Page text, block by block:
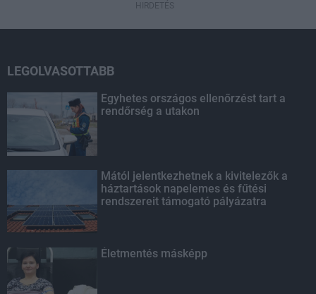
HIRDETÉS
LEGOLVASOTTABB
Egyhetes országos ellenőrzést tart a
rendőrség a utakon
Mától jelentkezhetnek a kivitelezők a
háztartások napelemes és fűtési
rendszereit támogató pályázatra
Életmentés másképp